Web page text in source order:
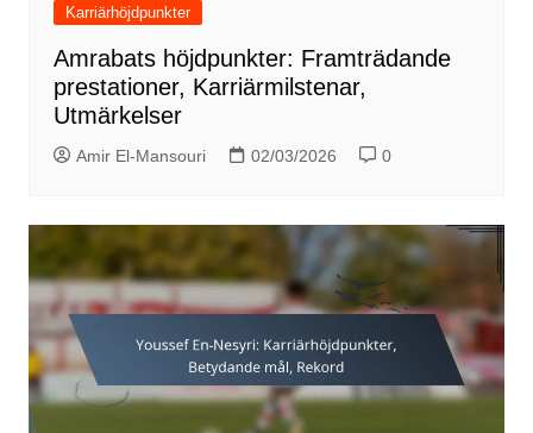
Karriärhöjdpunkter
Amrabats höjdpunkter: Framträdande
prestationer, Karriärmilstenar,
Utmärkelser
Amir El-Mansouri 02/03/2026 0